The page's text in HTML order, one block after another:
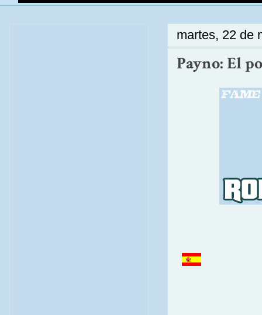
martes, 22 de
Payno: El